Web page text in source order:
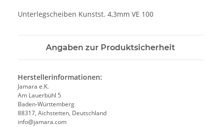
Unterlegscheiben Kunstst. 4,3mm VE 100
Angaben zur Produktsicherheit
Herstellerinformationen:
Jamara e.K.
Am Lauerbühl 5
Baden-Württemberg
88317, Aichstetten, Deutschland
info@jamara.com